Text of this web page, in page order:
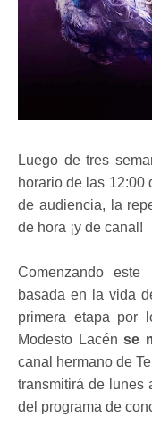
Luego de tres
horario de las 12:00
de audiencia, la
de hora ¡y de canal!
Comenzando
basada en la vida
primera etapa por
Modesto Lacénse
canal hermano de
transmitirá de lunes
del programa de